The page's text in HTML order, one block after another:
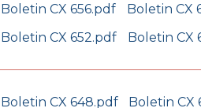
Boletin CX 656.pdf
Boletin CX
Boletin CX 652.pdf Boletin CX
Boletin CX 648.pdf
Boletin CX